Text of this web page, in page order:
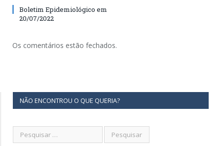
Boletim Epidemiológico em
20/07/2022
Os comentários estão fechados.
NÃO ENCONTROU O QUE QUERIA?